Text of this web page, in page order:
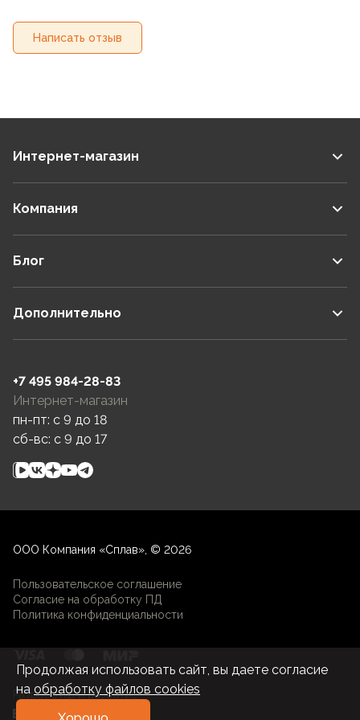
Написать отзыв
Интернет-магазин
Компания
Блог
Дополнительно
+7 495 984-28-83
Интернет-магазин
пн-пт: c 9 до 18
сб-вс: c 9 до 17
ООО Компания «Сплав», © 2026
Пользовательское соглашение
Согласие на обработку ПД
Политика конфиденциальности
Разработка и развитие
Продолжая использовать сайт, вы даете согласие
на обработку файлов cookies